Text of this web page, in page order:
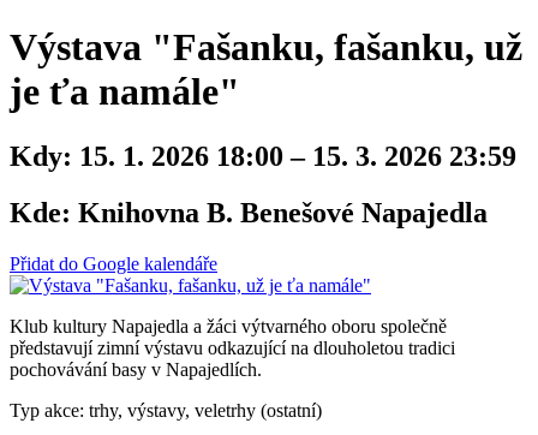
Výstava "Fašanku, fašanku, už
je ťa namále"
Kdy: 15. 1. 2026 18:00 – 15. 3. 2026 23:59
Kde: Knihovna B. Benešové Napajedla
Přidat do Google kalendáře
Klub kultury Napajedla a žáci výtvarného oboru společně
představují zimní výstavu odkazující na dlouholetou tradici
pochovávání basy v Napajedlích.
Typ akce: trhy, výstavy, veletrhy (ostatní)